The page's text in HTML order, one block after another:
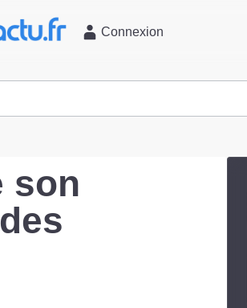
Connexion
son